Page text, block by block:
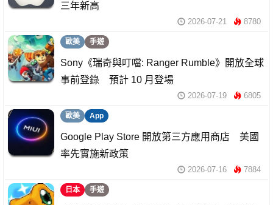
三年新高
2026-07-21 8780
歐美 手遊
Sony《瑞奇與叮噹: Ranger Rumble》開放全球
事前登錄 預計 10 月登場
2026-07-19 6805
歐美 App
Google Play Store 開放第三方應用商店 美國
率先實施新政策
2026-07-16 7884
日本 手遊